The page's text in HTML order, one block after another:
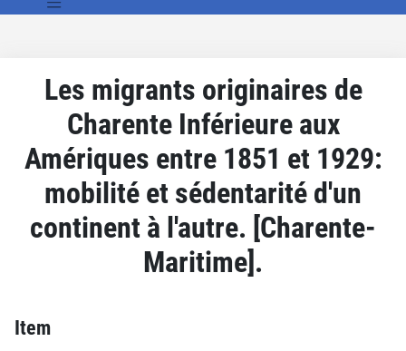
Les migrants originaires de
Charente Inférieure aux
Amériques entre 1851 et 1929:
mobilité et sédentarité d'un
continent à l'autre. [Charente-
Maritime].
Item